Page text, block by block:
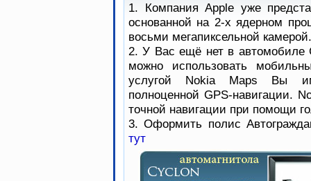
1. Компания Apple уже
основанной на 2-х ядерном
восьми мегапиксельной камерой.
2. У Вас ещё нет в автомобиле
можно использовать
услугой Nokia Maps Вы
полноценной GPS-навигации.
точной навигации при помощи
3. Оформить полис
тут